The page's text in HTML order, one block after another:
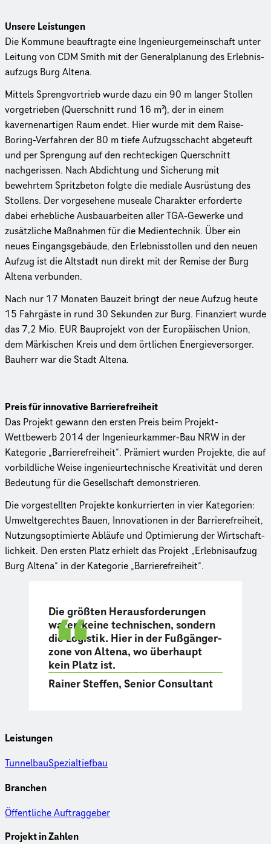
Unsere Leistungen
Die Kommune beauftragte eine Inge­nieur­ge­mein­schaft unter
Leitung von CDM Smith mit der Gene­ral­pla­nung des Erleb­nis­
auf­zugs Burg Altena.
Mittels Sprengvortrieb wurde dazu ein 90 m langer Stollen
vorgetrieben (Querschnitt rund 16 m²), der in einem
kavernenartigen Raum endet. Hier wurde mit dem Raise-
Boring-Verfahren der 80 m tiefe Aufzugsschacht abgeteuft
und per Sprengung auf den rechteckigen Querschnitt
nachgerissen. Nach Abdichtung und Sicherung mit
bewehrtem Spritzbeton folgte die mediale Ausrüstung des
Stollens. Der vorgesehene museale Charakter erforderte
dabei erhebliche Ausbauarbeiten aller TGA-Gewerke und
zusätzliche Maßnahmen für die Medientechnik. Über ein
neues Eingangsgebäude, den Erlebnisstollen und den neuen
Aufzug ist die Altstadt nun direkt mit der Remise der Burg
Altena verbunden.
Nach nur 17 Monaten Bauzeit bringt der neue Aufzug heute
15 Fahrgäste in rund 30 Sekunden zur Burg. Finanziert wurde
das 7,2 Mio. EUR Bauprojekt von der Euro­päi­schen Union,
dem Märkischen Kreis und dem örtlichen Ener­gie­ver­sor­ger.
Bauherr war die Stadt Altena.
Preis für innovative Barrierefreiheit
Das Projekt gewann den ersten Preis beim Projekt-
Wettbewerb 2014 der Inge­nieur­kam­mer-Bau NRW in der
Kategorie „Barrie­re­frei­heit“. Prämiert wurden Projekte, die auf
vorbild­li­che Weise inge­nieur­tech­ni­sche Kreativität und deren
Bedeutung für die Gesell­schaft demons­trie­ren.
Die vorgestellten Projekte konkur­rier­ten in vier Kategorien:
Umwelt­ge­rech­tes Bauen, Inno­va­tio­nen in der Barrie­re­frei­heit,
Nutzungs­op­ti­mierte Abläufe und Optimierung der Wirt­schaft­
lich­keit. Den ersten Platz erhielt das Projekt „Erleb­nis­auf­zug
Burg Altena“ in der Kategorie „Barrie­re­frei­heit“.
Die größten Heraus­for­de­run­gen
waren keine technischen, sondern
die Logistik. Hier in der Fußgän­ger­
zone von Altena, wo überhaupt
kein Platz ist.
Rainer Steffen, Senior Consultant
Leistungen
TunnelbauSpezialtiefbau
Branchen
Öffentliche Auftraggeber
Projekt in Zahlen